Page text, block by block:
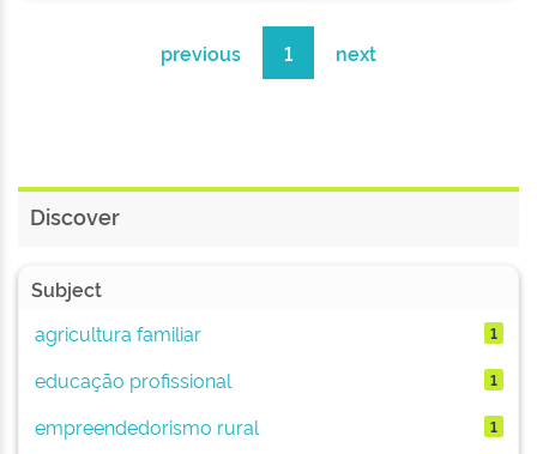
previous 1 next
Discover
Subject
agricultura familiar
1
educação profissional 1
empreendedorismo rural 1